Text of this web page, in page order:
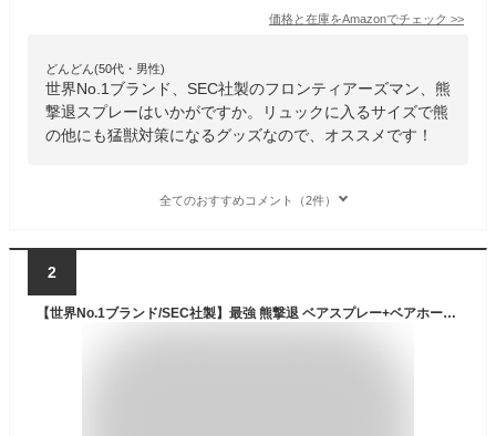
価格と在庫をAmazonでチェック >>
どんどん(50代・男性)
世界No.1ブランド、SEC社製のフロンティアーズマン、熊
撃退スプレーはいかがですか。リュックに入るサイズで熊
の他にも猛獣対策になるグッズなので、オススメです！
全てのおすすめコメント（2件）
2
【世界No.1ブランド/SEC社製】最強 熊撃退 ベアスプレー+ベアホーン セット 獰猛なヒグマ 猪（いのしし） サルにも有効 熊スプレー【正規輸入品/安心の日本語表記】